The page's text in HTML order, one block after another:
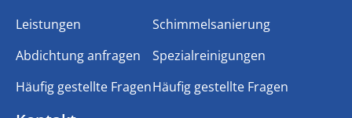
Leistungen
Abdichtung anfragen
Häufig gestellte Fragen
Schimmelsanierung
Spezialreinigungen
Häufig gestellte Fragen